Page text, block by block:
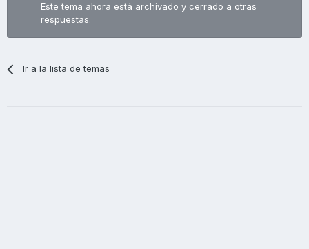
Este tema ahora está archivado y cerrado a otras
respuestas.
Ir a la lista de temas